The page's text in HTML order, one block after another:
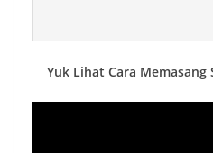
Yuk Lihat Cara Memasang